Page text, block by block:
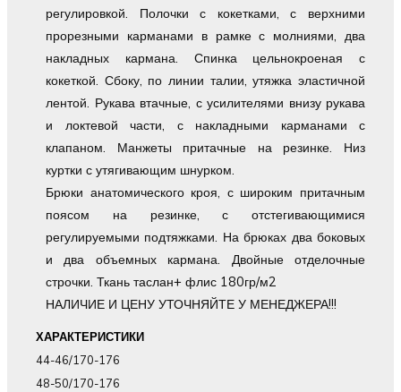
регулировкой. Полочки с кокетками, с верхними
прорезными карманами в рамке с молниями, два
накладных кармана. Спинка цельнокроеная с
кокеткой. Сбоку, по линии талии, утяжка эластичной
лентой. Рукава втачные, с усилителями внизу рукава
и локтевой части, с накладными карманами с
клапаном. Манжеты притачные на резинке. Низ
куртки с утягивающим шнурком.
Брюки анатомического кроя, с широким притачным
поясом на резинке, с отстегивающимися
регулируемыми подтяжками. На брюках два боковых
и два объемных кармана. Двойные отделочные
строчки. Ткань таслан+ флис 180гр/м2
НАЛИЧИЕ И ЦЕНУ УТОЧНЯЙТЕ У МЕНЕДЖЕРА!!!
ХАРАКТЕРИСТИКИ
44-46/170-176
48-50/170-176